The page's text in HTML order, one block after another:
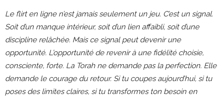
Le flirt en ligne n’est jamais seulement un jeu. C’est un signal.
Soit d’un manque intérieur, soit d’un lien affaibli, soit d’une
discipline relâchée. Mais ce signal peut devenir une
opportunité. L’opportunité de revenir à une fidélité choisie,
consciente, forte. La Torah ne demande pas la perfection. Elle
demande le courage du retour. Si tu coupes aujourd’hui, si tu
poses des limites claires, si tu transformes ton besoin en